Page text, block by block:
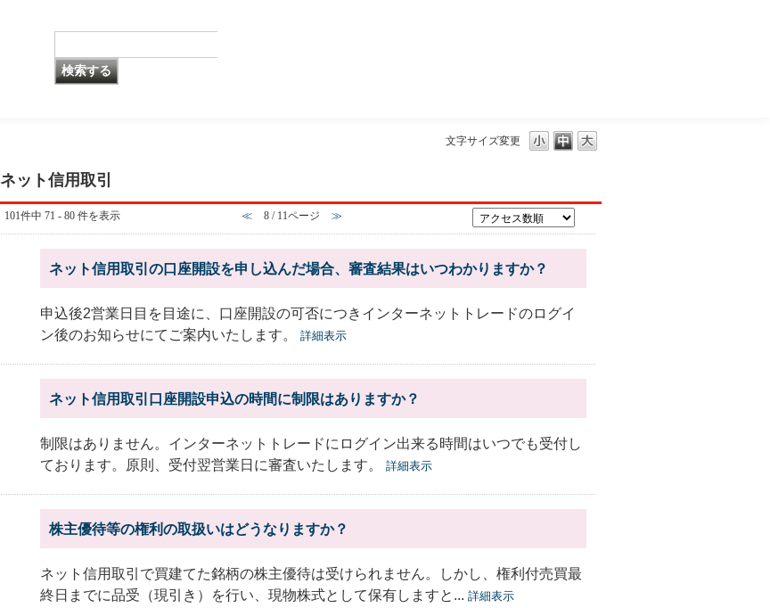
文字サイズ変更
ネット信用取引
101件中 71 - 80 件を表示 ≪ 8 / 11ページ ≫
ネット信用取引の口座開設を申し込んだ場合、審査結果はいつわかりますか？
申込後2営業日目を目途に、口座開設の可否につきインターネットトレードのログイ
ン後のお知らせにてご案内いたします。
詳細表示
ネット信用取引口座開設申込の時間に制限はありますか？
制限はありません。インターネットトレードにログイン出来る時間はいつでも受付し
ております。原則、受付翌営業日に審査いたします。
詳細表示
株主優待等の権利の取扱いはどうなりますか？
ネット信用取引で買建てた銘柄の株主優待は受けられません。しかし、権利付売買最
終日までに品受（現引き）を行い、現物株式として保有しますと... 詳細表示